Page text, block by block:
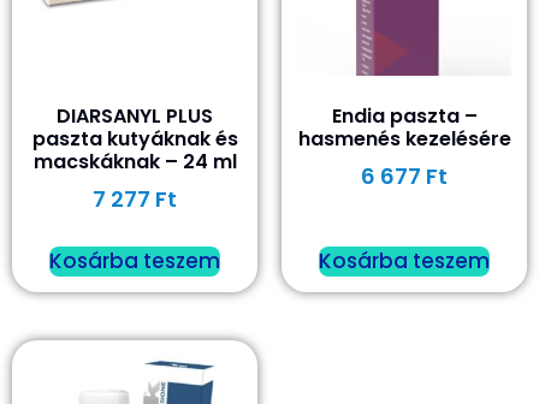
DIARSANYL PLUS
paszta kutyáknak és
macskáknak – 24 ml
7 277 Ft
Kosárba teszem
Endia paszta –
hasmenés kezelésére
6 677 Ft
Kosárba teszem